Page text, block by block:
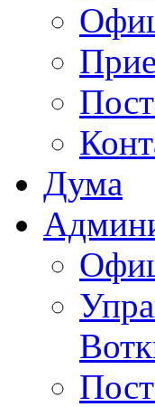
Дума